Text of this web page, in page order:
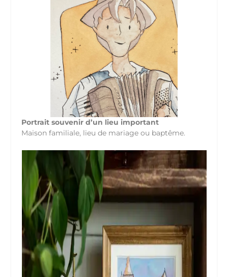
Portrait souvenir d’un lieu important
Maison familiale, lieu de mariage ou baptême.